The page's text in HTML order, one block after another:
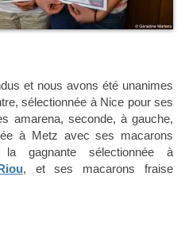
et nous avons été unanimes
sélectionnée à Nice pour ses
amarena, seconde, à gauche,
à Metz avec ses macarons
gagnante sélectionnée à
, et ses macarons fraise